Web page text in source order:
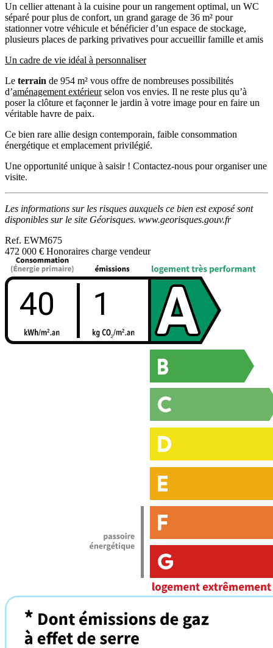
Un cellier attenant à la cuisine pour un rangement optimal, un WC
séparé pour plus de confort, un grand garage de 36 m² pour
stationner votre véhicule et bénéficier d’un espace de stockage,
plusieurs places de parking privatives pour accueillir famille et amis
Un cadre de vie idéal à personnaliser
Le terrain de 954 m² vous offre de nombreuses possibilités
d’aménagement extérieurselon vos envies. Il ne reste plus qu’à
poser la clôture et façonner le jardin à votre image pour en faire un
véritable havre de paix.
Ce bien rare allie design contemporain, faible consommation
énergétique et emplacement privilégié.
Une opportunité unique à saisir ! Contactez-nous pour organiser une
visite.
Les informations sur les risques auxquels ce bien est exposé sont
disponibles sur le site Géorisques. www.georisques.gouv.fr
Ref. EWM675
472 000 € Honoraires charge vendeur
40 1